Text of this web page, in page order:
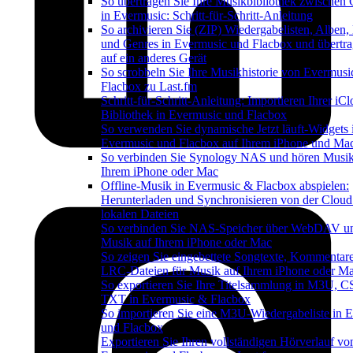
in Evermusic: Schritt-für-Schritt-Anleitung
So archivieren Sie (ZIP) Wiedergabelisten,
und Genres in Evermusic und Flacbox und
auf ein anderes Gerät
So scrobbeln Sie Ihre Musikhistorie von
Flacbox zu Last.fm
Schritt-für-Schritt-Anleitung: Importieren Ihrer
Bibliothek in Evermusic und Flacbox
So verwenden Sie dynamische Jetzt läuft-Widgets
Evermusic und Flacbox auf Ihrem iPhone und
So verbinden Sie Synology NAS und hören
Ihrem iPhone oder Mac
Offline-Musik in Evermusic & Flacbox abspielen:
Herunterladen und Synchronisieren von der
lokalen Dateien
So verbinden Sie NAS-Speicher über WebDAV
Musik auf Ihrem iPhone oder Mac
So zeigen Sie eingebettete Songtexte,
LRC-Dateien für Musik auf Ihrem iPhone oder
So exportieren Sie Ihre Titelsammlung in M3U,
TXT in Evermusic & Flacbox
So importieren Sie eine M3U-Wiedergabeliste in
und Flacbox
Exportieren Sie Ihren vollständigen Hörverlauf